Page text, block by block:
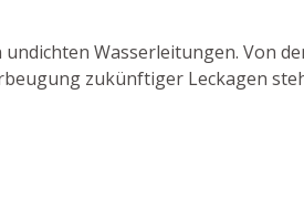
Wasserleitungen. Von
zukünftiger Leckagen